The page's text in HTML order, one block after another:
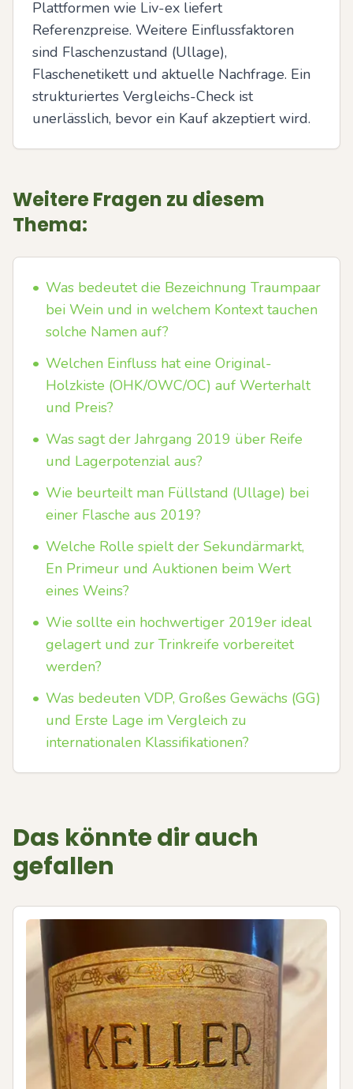
Plattformen wie Liv-ex liefert
Referenzpreise. Weitere Einflussfaktoren
sind Flaschenzustand (Ullage),
Flaschenetikett und aktuelle Nachfrage. Ein
strukturiertes Vergleichs-Check ist
unerlässlich, bevor ein Kauf akzeptiert wird.
Weitere Fragen zu diesem
Thema:
• Was bedeutet die Bezeichnung Traumpaar
bei Wein und in welchem Kontext tauchen
solche Namen auf?
• Welchen Einfluss hat eine Original-
Holzkiste (OHK/OWC/OC) auf Werterhalt
und Preis?
• Was sagt der Jahrgang 2019 über Reife
und Lagerpotenzial aus?
• Wie beurteilt man Füllstand (Ullage) bei
einer Flasche aus 2019?
• Welche Rolle spielt der Sekundärmarkt,
En Primeur und Auktionen beim Wert
eines Weins?
• Wie sollte ein hochwertiger 2019er ideal
gelagert und zur Trinkreife vorbereitet
werden?
• Was bedeuten VDP, Großes Gewächs (GG)
und Erste Lage im Vergleich zu
internationalen Klassifikationen?
Das könnte dir auch
gefallen